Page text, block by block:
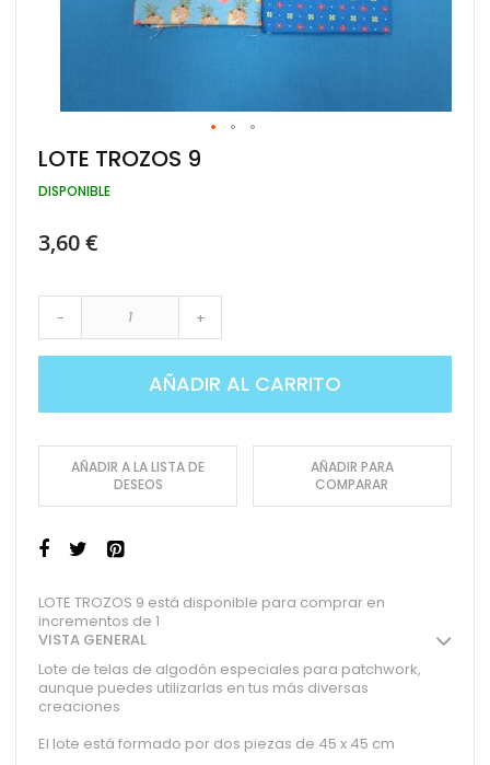
Saltar
al
comienzo
galería
LOTE TROZOS 9
DISPONIBLE
3,60 €
- +
AÑADIR AL CARRITO
AÑADIR A LA LISTA DE
DESEOS
AÑADIR PARA
COMPARAR
LOTE TROZOS 9 está disponible para comprar en
incrementos de 1
VISTA GENERAL
Lote de telas de algodón especiales para patchwork,
aunque puedes utilizarlas en tus más diversas
creaciones
El lote está formado por dos piezas de 45 x 45 cm